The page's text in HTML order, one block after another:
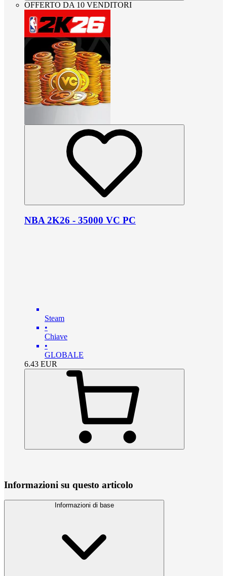
OFFERTO DA 10 VENDITORI
NBA 2K26 - 35000 VC PC
Steam
•
Chiave
•
GLOBALE
6.43 EUR
Informazioni su questo articolo
Informazioni di base